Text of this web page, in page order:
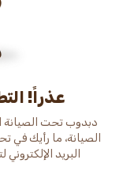
عذراً!
دبدوب تحت الصيانة
الصيانة، ما رأيك
البريد